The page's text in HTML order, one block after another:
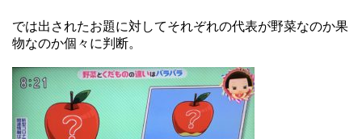
では出されたお題に対してそれぞれの代表が野菜なのか果
物なのか個々に判断。